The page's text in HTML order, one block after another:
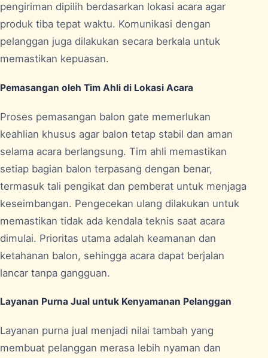
pengiriman dipilih berdasarkan lokasi acara agar
produk tiba tepat waktu. Komunikasi dengan
pelanggan juga dilakukan secara berkala untuk
memastikan kepuasan.
Pemasangan oleh Tim Ahli di Lokasi Acara
Proses pemasangan balon gate memerlukan
keahlian khusus agar balon tetap stabil dan aman
selama acara berlangsung. Tim ahli memastikan
setiap bagian balon terpasang dengan benar,
termasuk tali pengikat dan pemberat untuk menjaga
keseimbangan. Pengecekan ulang dilakukan untuk
memastikan tidak ada kendala teknis saat acara
dimulai. Prioritas utama adalah keamanan dan
ketahanan balon, sehingga acara dapat berjalan
lancar tanpa gangguan.
Layanan Purna Jual untuk Kenyamanan Pelanggan
Layanan purna jual menjadi nilai tambah yang
membuat pelanggan merasa lebih nyaman dan